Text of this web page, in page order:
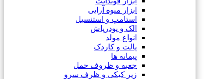
ابزار میوه آرایی
استامپ و استنسیل
الک و پودرپاش
انواع مولد
پالت و کاردک
پیمانه ها
جعبه و ظروف حمل
زیر کیکی و ظرف سرو